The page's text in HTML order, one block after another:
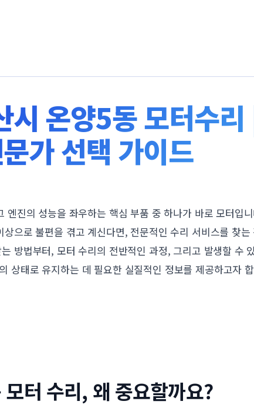
시 온양5동 모터수
가 선택 가이드
엔진의 성능을 좌우하는 핵심 부품 중 하나가 바로 모터입
으로 불편을 겪고 계신다면, 전문적인 수리 서비스를 찾
방법부터, 모터 수리의 전반적인 과정, 그리고 발생할 수
상태로 유지하는 데 필요한 실질적인 정보를 제공하고자
터 수리, 왜 중요할까요?